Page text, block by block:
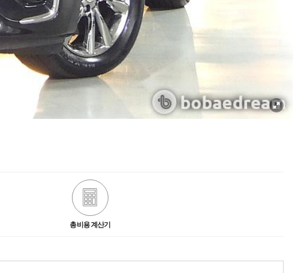
총비용 계산기